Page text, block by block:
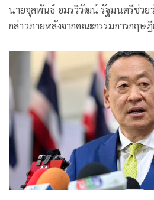
นายจุลพันธ์ อมรวิวัฒน์ รัฐมนตรีช่วยว่
กล่าวภายหลังจากคณะกรรมการกฤษ
500,000 ล้านบาทได้ แต่มีข้อสังเกต